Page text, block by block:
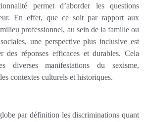
permet d’aborder les questions
En effet, que ce soit par rapport aux
professionnel, au sein de la famille ou
une perspective plus inclusive est
des réponses efficaces et durables. Cela
diverses manifestations du sexisme,
contextes culturels et historiques.
par définition les discriminations quant